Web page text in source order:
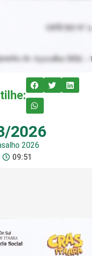
2026
2026
09:51